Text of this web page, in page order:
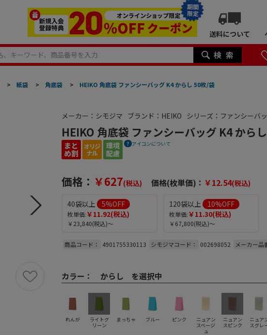
期間
限定
送料について
> 紙袋 > 角底袋 > HEIKO 角底袋 ファンシーバッグ K4 からし 50枚/袋
メーカー：シモジマ ブランド：HEIKO シリーズ：ファンシーバ
HEIKO 角底袋 ファンシーバッグ K4 から
アイコンについて
価格： ￥627(税込) 価格(枚単価)： ￥12.54(税込)
40袋以上 5%OFF
枚単価:￥11.92(税込)
￥23,840(税込)～
120袋以上 10%OFF
枚単価:￥11.30(税込)
￥67,800(税込)～
商品コード： 4901755330113 シモジマコード： 002698052 メーカー品
カラー： からし を選択中
れんが
ライトグ
リーン
まっちゃ ブルー ピンク
ニュアン
スベージ
ュ
ニュアン
スピンク
ニュア
スグレ